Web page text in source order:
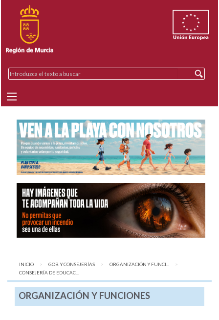
INICIO GOB. Y CONSEJERÍAS
ORGANIZACIÓN Y FUNCI...
AQUÍ:
CONSEJERÍA DE EDUCAC...
ORGANIZACIÓN Y FUNCIONES